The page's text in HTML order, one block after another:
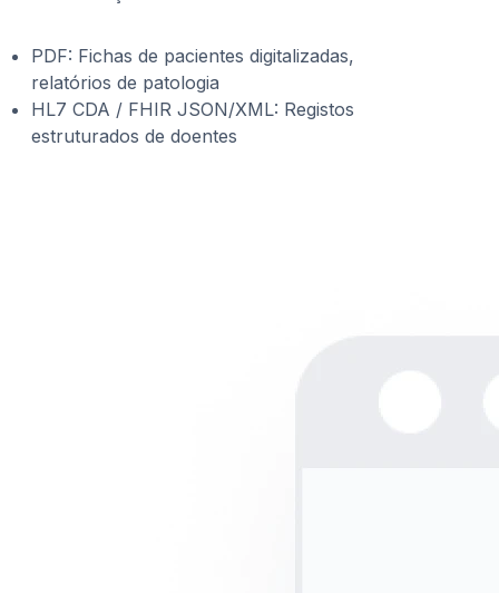
PDF: Fichas de pacientes digitalizadas,
relatórios de patologia
HL7 CDA / FHIR JSON/XML: Registos
estruturados de doentes